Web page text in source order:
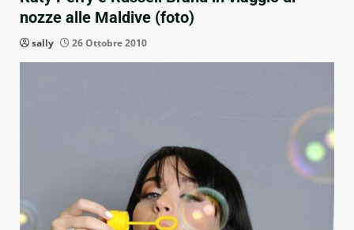
nozze alle Maldive (foto)
sally 26 Ottobre 2010